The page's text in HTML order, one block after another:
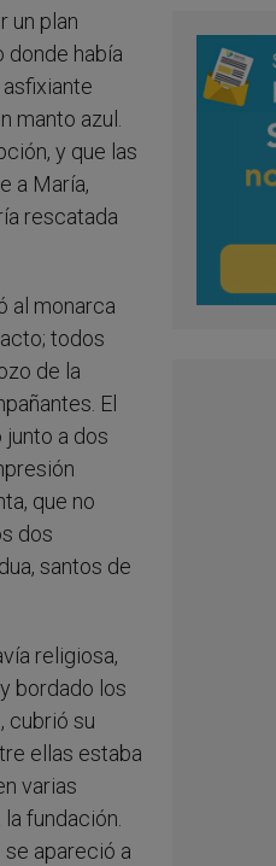
un plan
donde había
manto azul.
y que las
a María,
rescatada
al monarca
todos
de la
El
a dos
que no
dos
santos de
religiosa,
bordado los
cubrió su
ellas estaba
varias
fundación.
apareció a